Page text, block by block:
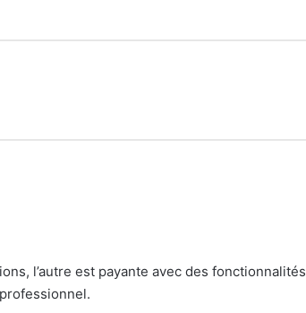
l’autre est payante avec des fonctionnalités